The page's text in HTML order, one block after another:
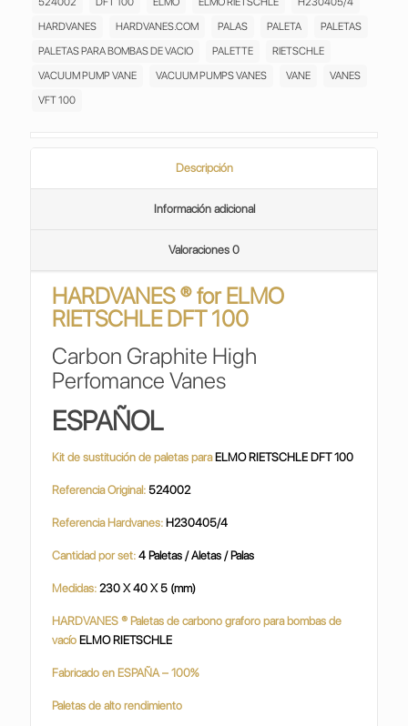
ASPAS
ALETAS
CARBON
PALETTE
BOMBA
HARDVANES
HARDVANES.COM PALAS PALETA
PALETAS
PALETAS PARA BOMBAS DE VACIO
PALETTE
RIETSCHLE
VACUUM PUMP VANE
VACUUM PUMPS VANES VANE
VANES
VFT 100
Descripción
Información adicional
Valoraciones 0
HARDVANES ® for ELMO
RIETSCHLE DFT 100
Carbon Graphite High
Perfomance Vanes
ESPAÑOL
Kit de sustitución de paletas paraELMO RIETSCHLE DFT 100
Referencia Original:524002
Referencia Hardvanes:H230405/4
Cantidad por set: 4 Paletas / Aletas / Palas
Medidas:230 X 40 X 5 (mm)
HARDVANES ® Paletas de carbono graforo para bombas de
vacíoELMO RIETSCHLE
Fabricado en ESPAÑA – 100%
Paletas de alto rendimiento